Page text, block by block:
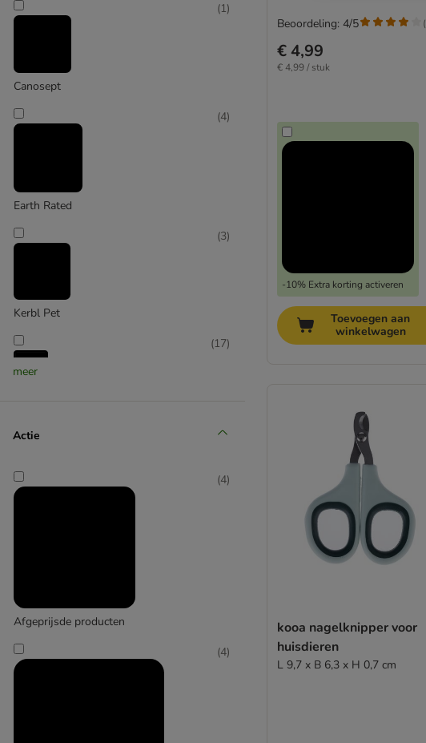
Canosept
(1)
Earth Rated
(4)
Kerbl Pet
(3)
(17)
(1
PAWS & PATCH
meer
Actie
Afgeprijsde producten
(4)
(4)
€ 4,99
€ 4,99 / stuk
-10% Extra korting activeren
Beoordeling: 4/5 (
Toevoegen aan
winkelwagen
kooa nagelknipper voor
huisdieren
L 9,7 x B 6,3 x H 0,7 cm